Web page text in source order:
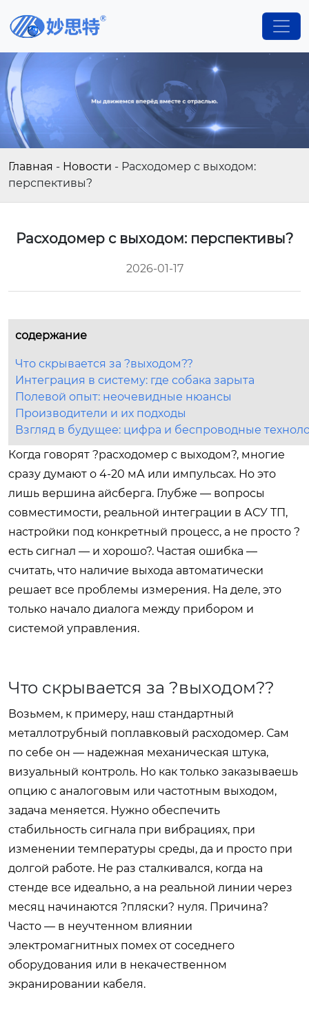
Главная - Новости - Расходомер с выходом:
перспективы?
Расходомер с выходом: перспективы?
2026-01-17
содержание
Что скрывается за ?выходом??
Интеграция в систему: где собака зарыта
Полевой опыт: неочевидные нюансы
Производители и их подходы
Взгляд в будущее: цифра и беспроводные
Когда говорят ?расходомер с выходом?, многие
сразу думают о 4-20 мА или импульсах. Но это
лишь вершина айсберга. Глубже — вопросы
совместимости, реальной интеграции в АСУ ТП,
настройки под конкретный процесс, а не просто ?
есть сигнал — и хорошо?. Частая ошибка —
считать, что наличие выхода автоматически
решает все проблемы измерения. На деле, это
только начало диалога между прибором и
системой управления.
Что скрывается за ?выходом??
Возьмем, к примеру, наш стандартный
металлотрубный поплавковый расходомер. Сам
по себе он — надежная механическая штука,
визуальный контроль. Но как только заказываешь
опцию с аналоговым или частотным выходом,
задача меняется. Нужно обеспечить
стабильность сигнала при вибрациях, при
изменении температуры среды, да и просто при
долгой работе. Не раз сталкивался, когда на
стенде все идеально, а на реальной линии через
месяц начинаются ?пляски? нуля. Причина?
Часто — в неучтенном влиянии
электромагнитных помех от соседнего
оборудования или в некачественном
экранировании кабеля.